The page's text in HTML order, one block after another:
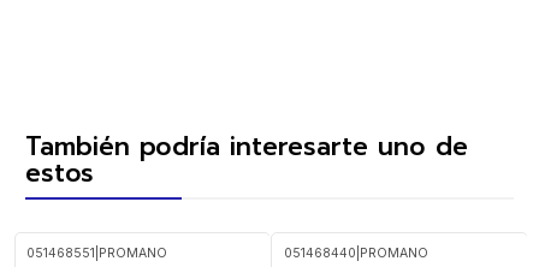
También podría interesarte uno de
estos
051468551 PROMANO 051468440 PROMANO